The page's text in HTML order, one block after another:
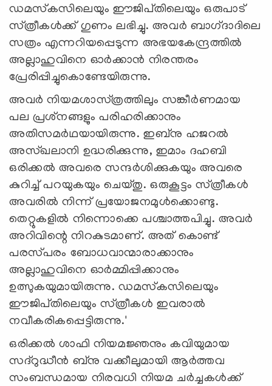
ഡമസ്‌കസിലെയും ഈജിപ്‌തിലെയും ഒരുപാട്‌
സ്‌ത്രീകൾക്ക്‌ ഗുണം ലഭിച്ചു. അവർ ബാഗ്‌ദാദിലെ
സത്രം എന്നറിയപ്പെടുന്ന അഭയകേന്ദ്രത്തിൽ
അല്ലാഹുവിനെ ഓർക്കാൻ നിരന്തരം
പ്രേരിപ്പിച്ചുകൊണ്ടേയിരുന്നു.
അവർ നിയമശാസ്‌ത്രത്തിലും സങ്കീർണമായ
പല പ്രശ്‌നങ്ങളും പരിഹരിക്കാനും
അതിസമർഥയായിരുന്നു. ഇബ്‌നു ഹജറൽ
അസ്‌ഖലാനി ഉദ്ധരിക്കുന്നു, ഇമാം ദഹബി
ഒരിക്കൽ അവരെ സന്ദർശിക്കുകയും അവരെ
കുറിച്ച്‌ പറയുകയും ചെയ്‌തു. ഒരുകൂട്ടം സ്‌ത്രീകൾ
അവരിൽ നിന്ന്‌ പ്രയോജനമുൾക്കൊണ്ടു.
തെറ്റുകളിൽ നിന്നൊക്കെ പശ്ചാത്തപിച്ചു. അവർ
അറിവിന്റെ നിറകുടമാണ്‌. അത്‌ കൊണ്ട്‌
പരസ്‌പരം ബോധവാന്മാരാക്കാനും
അല്ലാഹുവിനെ ഓർമ്മിപ്പിക്കാനും
ഉത്സുകയുമായിരുന്നു. ഡമസ്‌കസിലെയും
ഈജിപ്‌തിലെയും സ്‌ത്രീകൾ ഇവരാൽ
നവീകരികപ്പെട്ടിരുന്നു.'
ഒരിക്കൽ ശാഫി നിയമജ്ഞനും കവിയുമായ
സദ്‌റുദ്ധീൻ ബ്‌നു വക്കീലുമായി ആർത്തവ
സംബന്ധമായ നിരവധി നിയമ ചര്‍ച്ചകള്‍ക്ക്